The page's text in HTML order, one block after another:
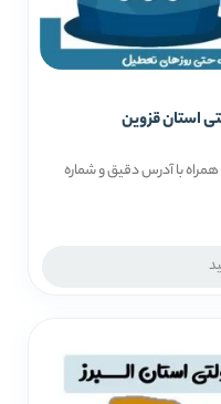
استان قزوین
با آدرس دقیق و شماره